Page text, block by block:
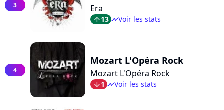
3 Era
arrow_top13 timelineVoir les stats
4
Mozart L'Opéra Rock
Mozart L'Opéra Rock
arrow_bot1 timelineVoir les stats